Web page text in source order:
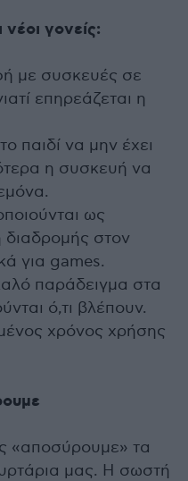
γονείς:
με συσκευές σε
επηρεάζεται η
παιδί να μην έχει
η συσκευή να
ως
στον
για games.
παράδειγμα στα
ό,τι βλέπουν.
χρόνος χρήσης
«αποσύρουμε» τα
μας. Η σωστή